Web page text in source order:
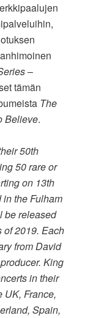
–
tämän
The
Believe.
50th
50 rare or
on 13th
in the Fulham
be released
of 2019. Each
from David
King
in their
UK, France,
Spain,